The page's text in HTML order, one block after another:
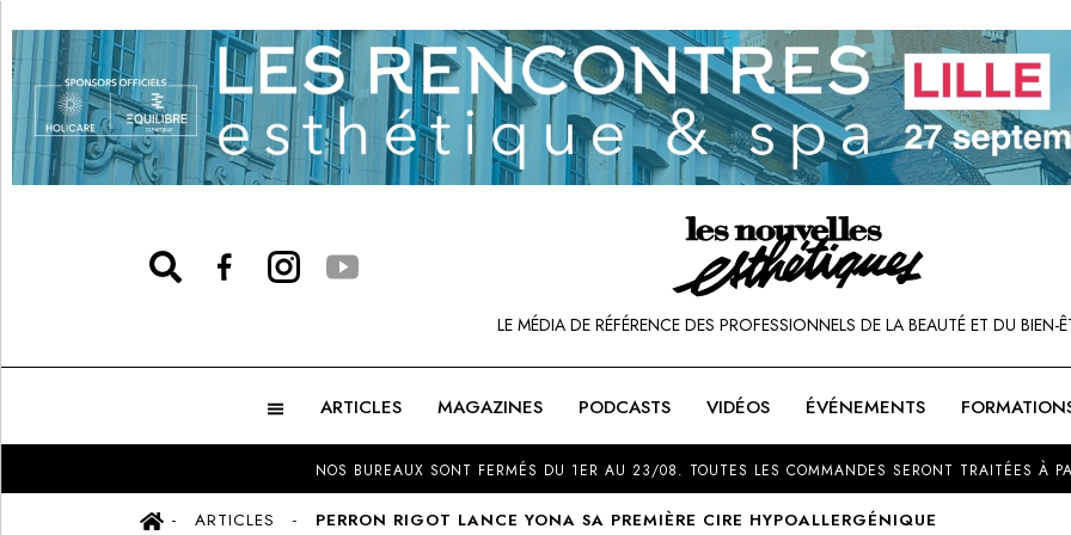
LE MÉDIA DE RÉFÉRENCE DES PROFESSIONNELS DE LA BEAUTÉ ET DU BIEN-
ARTICLES MAGAZINES PODCASTS VIDÉOS ÉVÉNEMENTS
NOS BUREAUX SONT FERMÉS DU 1ER AU 23/08. TOUTES LES COMMANDES SERONT TRAITÉES À
ARTICLES PERRON RIGOT LANCE YONA SA PREMIÈRE CIRE HYPOALLERGÉNIQUE